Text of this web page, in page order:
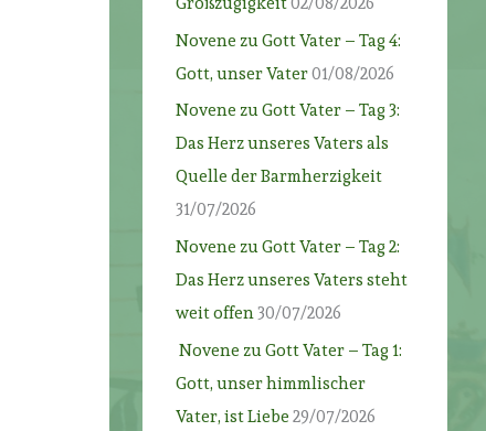
Novene zu Gott Vater – Tag 4:
Gott, unser Vater01/08/2026
Novene zu Gott Vater – Tag 3:
Das Herz unseres Vaters als
Quelle der Barmherzigkeit
31/07/2026
Novene zu Gott Vater – Tag 2:
Das Herz unseres Vaters steht
weit offen30/07/2026
Novene zu Gott Vater – Tag 1:
Gott, unser himmlischer
Vater, ist Liebe 29/07/2026